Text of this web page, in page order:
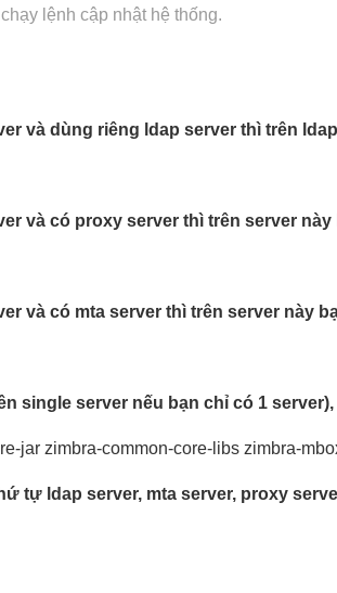
lệnh cập nhật hệ thống.
và dùng riêng ldap server thì trên
và có proxy server thì trên server này
và có mta server thì trên server này
single server nếu bạn chỉ có 1
jar zimbra-common-core-libs zimbra-
tự ldap server, mta server, proxy